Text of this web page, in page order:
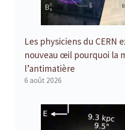
Les physiciens du CERN
nouveau œil pourquoi la
l’antimatière
6 août 2026